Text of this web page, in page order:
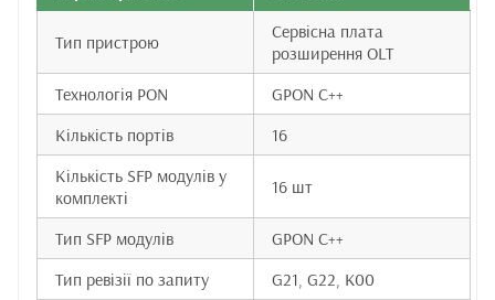
Тип пристрою
Сервісна плата
розширення OLT
Технологія PON
GPON C++
Кількість портів
16
Кількість SFP модулів у
комплекті
16 шт
Тип SFP модулів
GPON C++
Тип ревізії по запиту
G21, G22, K00